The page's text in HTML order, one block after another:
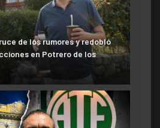
de los rumores y redobló
en Potrero de los